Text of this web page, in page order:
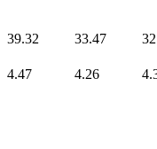
39.32 33.47
4.47 4.26